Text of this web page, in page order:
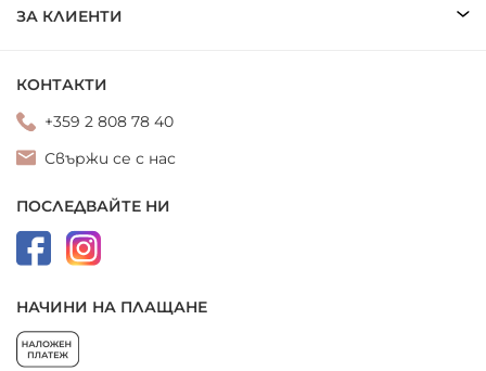
ЗА КЛИЕНТИ
КОНТАКТИ
+359 2 808 78 40
Свържи се с нас
ПОСЛЕДВАЙТЕ НИ
НАЧИНИ НА ПЛАЩАНЕ